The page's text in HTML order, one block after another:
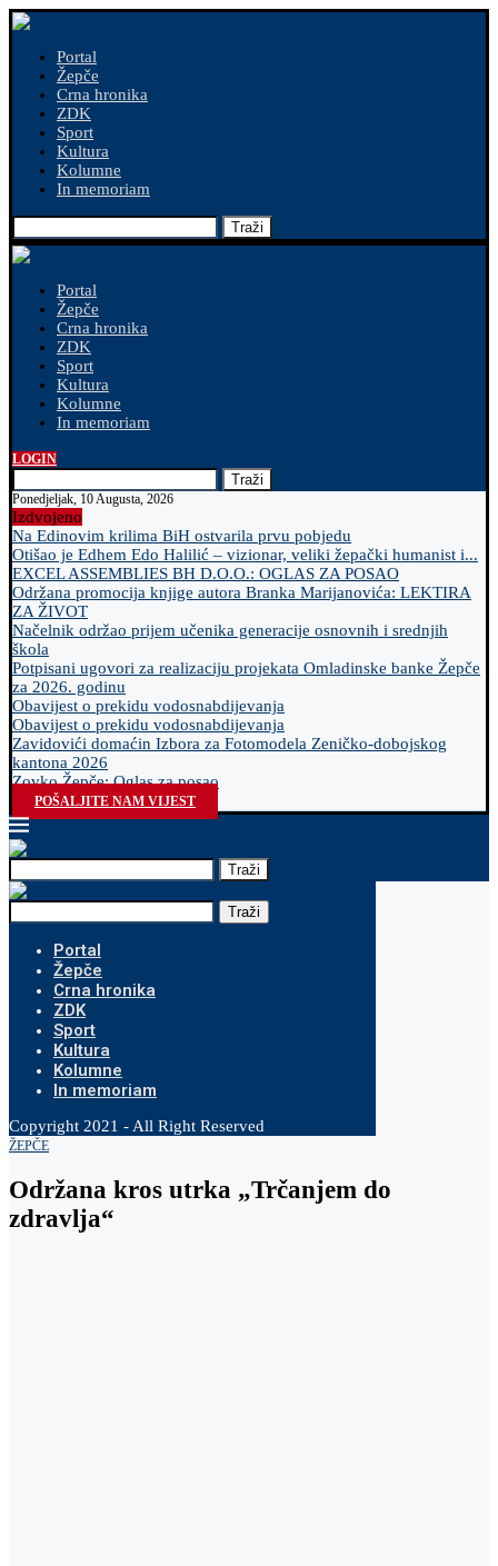
Portal
Žepče
Crna hronika
ZDK
Sport
Kultura
Kolumne
In memoriam
Traži
Portal
Žepče
Crna hronika
ZDK
Sport
Kultura
Kolumne
In memoriam
LOGIN
Traži
Ponedjeljak, 10 Augusta, 2026
Izdvojeno
Na Edinovim krilima BiH ostvarila prvu pobjedu
Otišao je Edhem Edo Halilić – vizionar, veliki žepački humanist i...
EXCEL ASSEMBLIES BH D.O.O.: OGLAS ZA POSAO
Održana promocija knjige autora Branka Marijanovića: LEKTIRA
ZA ŽIVOT
Načelnik održao prijem učenika generacije osnovnih i srednjih
škola
Potpisani ugovori za realizaciju projekata Omladinske banke Žepče
za 2026. godinu
Obavijest o prekidu vodosnabdijevanja
Obavijest o prekidu vodosnabdijevanja
Zavidovići domaćin Izbora za Fotomodela Zeničko-dobojskog
kantona 2026
Zovko Žepče: Oglas za posao
POŠALJITE NAM VIJEST
Traži
Traži
Portal
Žepče
Crna hronika
ZDK
Sport
Kultura
Kolumne
In memoriam
Copyright 2021 - All Right Reserved
ŽEPČE
Održana kros utrka „Trčanjem do
zdravlja“